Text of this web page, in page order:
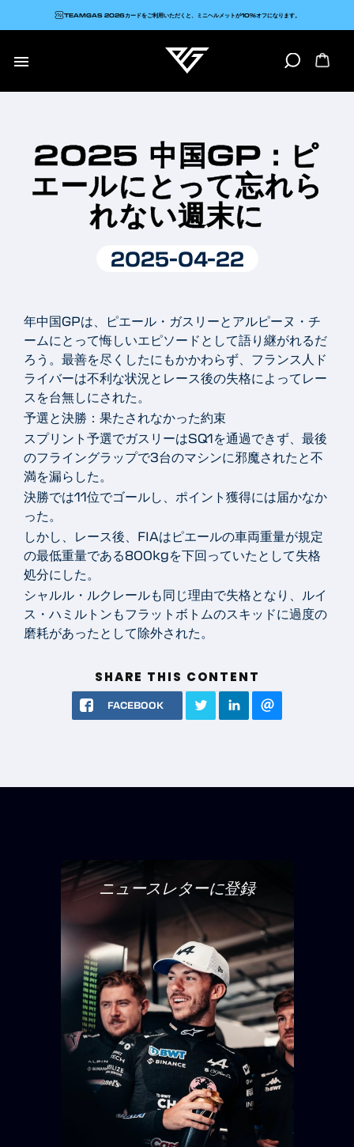

TEAMGAS 2026カードをご利用いただくと、ミニヘルメットが10%オフになります。
2025 中国GP：ピ
エールにとって忘れら
れない週末に
2025-04-22
年中国GPは、ピエール・ガスリーとアルピーヌ・チ
ームにとって悔しいエピソードとして語り継がれるだ
ろう。最善を尽くしたにもかかわらず、フランス人ド
ライバーは不利な状況とレース後の失格によってレー
スを台無しにされた。
予選と決勝：果たされなかった約束
スプリント予選でガスリーはSQ1を通過できず、最後
のフライングラップで3台のマシンに邪魔されたと不
満を漏らした。
決勝では11位でゴールし、ポイント獲得には届かなか
った。
しかし、レース後、FIAはピエールの車両重量が規定
の最低重量である800kgを下回っていたとして失格
処分にした。
シャルル・ルクレールも同じ理由で失格となり、ルイ
ス・ハミルトンもフラットボトムのスキッドに過度の
磨耗があったとして除外された。
SHARE THIS CONTENT
FACEBOOK
ニュースレターに登録